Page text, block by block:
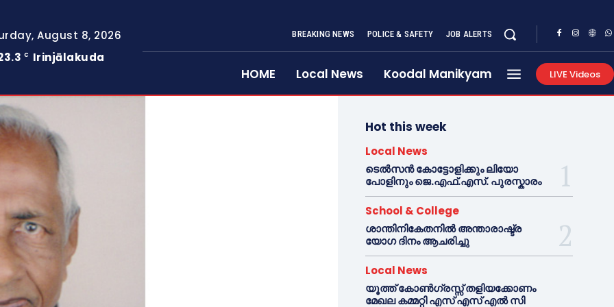
August 8, 2026
C Irinjālakuda
BREAKING NEWS POLICE & SAFETY JOB ALERTS
HOME Local News Koodal Manikyam LIVE Videos
Hot this week
Local News
ടെൽസൻ കോട്ടോളിക്കും ലിയോ
പോളിനും ജെ.എഫ്.എസ്. പുരസ്കാരം
School & College
ശാന്തിനികേതനിൽ അന്താരാഷ്ട്ര
യോഗ ദിനം ആചരിച്ചു
Local News
യൂത്ത് കോൺഗ്രസ്സ് തളിയക്കോണം
മേഖല കമ്മറ്റി എസ് എസ് എൽ സി